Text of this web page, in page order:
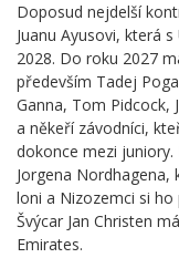
Doposud nejdelší
Juanu Ayusovi, která
2028. Do roku 2027
především Tadej
Ganna, Tom Pidcock,
a někeří závodníci,
dokonce mezi
Jorgena Nordhagena,
loni a Nizozemci si
Švýcar Jan Christen
Emirates.